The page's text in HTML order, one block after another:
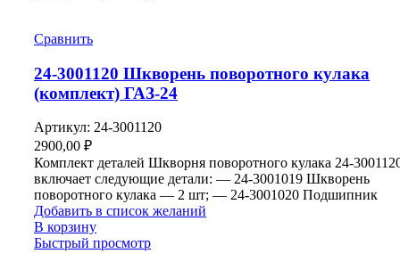
Сравнить
24-3001120 Шкворень поворотного кулака
(комплект) ГАЗ-24
Артикул: 24-3001120
2900,00 ₽
Комплект деталей Шкворня поворотного кулака 24-
включает следующие детали: — 24-3001019 Шкворень
поворотного кулака — 2 шт; — 24-3001020 Подшипник
Добавить в список желаний
В корзину
Быстрый просмотр